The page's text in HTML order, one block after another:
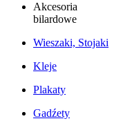
Akcesoria
bilardowe
Wieszaki, Stojaki
Kleje
Plakaty
Gadźety